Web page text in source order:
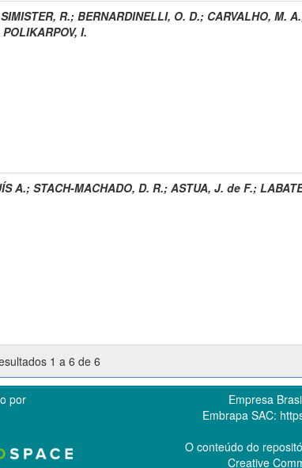
SIMISTER, R.; BERNARDINELLI, O. D.; CARVALHO, M. A.
POLIKARPOV, I.
A.; STACH-MACHADO, D. R.; ASTUA, J. de F.;
1 a 6 de 6
por
Empresa
Embrapa SAC:
O conteúdo do
Creative